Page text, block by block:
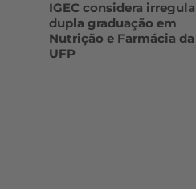
IGEC considera
dupla graduação em
Nutrição e Farmácia da
UFP